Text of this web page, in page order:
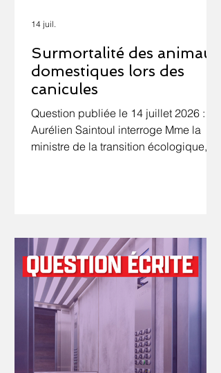
Surmortalité des animaux
domestiques lors des
canicules
Question publiée le 14 juillet 2026 : M.
Aurélien Saintoul interroge Mme la
ministre de la transition écologique, de
la France à la fin du mois de juin 2026
a rappelé que le dérèglement
climatique frappe également les
millions d'animaux domestiques
présents dans les foyers français.
Selon le baromè
14 juil.